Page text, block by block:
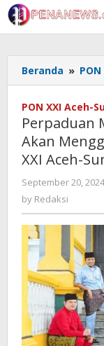
Skip
to
content
Beranda »
PON XXI Aceh-
Perpaduan
Akan
XXI Aceh-
September 20, 2024
by Redaksi